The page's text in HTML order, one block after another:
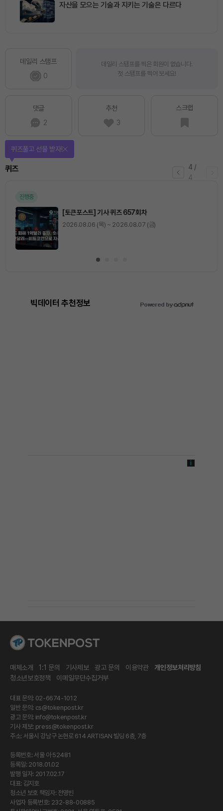
자산을 모으는 기술과 지키는 기술은 다르다
데일리 스탬프
0
데일리 스탬프를 찍은 회원이 없습니다.
첫 스탬프를 찍어 보세요!
댓글
2
추천
3
스크랩
4 /
4
퀴즈
퀴즈풀고 선물 받자!
진행중
[토큰포스트] 기사 퀴즈 657회차
2026.08.06 (목) ~ 2026.08.07 (금)
빅데이터 추천정보
매체소개 1:1 문의 기사제보 광고 문의 이용약관
개인정보처리방침
청소년보호정책
이메일무단수집거부
대표 문의: 02-6674-1012
일반 문의: cs@tokenpost.kr
광고 문의: info@tokenpost.kr
기사 제보: press@tokenpost.kr
주소: 서울시 강남구 논현로 614 ARTISAN 빌딩 6층, 7층
등록번호: 서울 아 52481
등록일: 2018.01.02
발행 일자: 2017.02.17
대표: 김지호
청소년 보호 책임자: 전영빈
사업자 등록번호: 232-88-00885